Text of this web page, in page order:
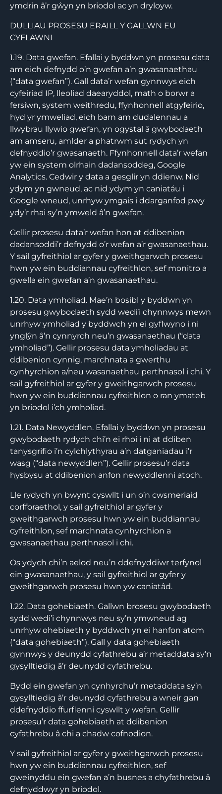
ymdrin â’r gŵyn yn briodol ac yn dryloyw.
DULLIAU PROSESU ERAILL Y GALLWN EU
CYFLAWNI
1.19. Data gwefan. Efallai y byddwn yn prosesu data
am eich defnydd o’n gwefan a’n gwasanaethau
(“data gwefan”). Gall data’r wefan gynnwys eich
cyfeiriad IP, lleoliad daearyddol, math o borwr a
fersiwn, system weithredu, ffynhonnell atgyfeirio,
hyd yr ymweliad, eich barn am dudalennau a
llwybrau llywio gwefan, yn ogystal â gwybodaeth
am amseru, amlder a phatrwm sut rydych yn
defnyddio’r gwasanaeth. Ffynhonnell data’r wefan
yw ein system olrhain dadansoddeg, Google
Analytics. Cedwir y data a gesglir yn ddienw. Nid
ydym yn gwneud, ac nid ydym yn caniatáu i
Google wneud, unrhyw ymgais i ddarganfod pwy
ydy’r rhai sy’n ymweld â’n gwefan.
Gellir prosesu data’r wefan hon at ddibenion
dadansoddi’r defnydd o’r wefan a’r gwasanaethau.
Y sail gyfreithiol ar gyfer y gweithgarwch prosesu
hwn yw ein buddiannau cyfreithlon, sef monitro a
gwella ein gwefan a’n gwasanaethau.
1.20. Data ymholiad. Mae’n bosibl y byddwn yn
prosesu gwybodaeth sydd wedi’i chynnwys mewn
unrhyw ymholiad y byddwch yn ei gyflwyno i ni
ynglŷn â’n cynnyrch neu’n gwasanaethau (“data
ymholiad”). Gellir prosesu data ymholiadau at
ddibenion cynnig, marchnata a gwerthu
cynhyrchion a/neu wasanaethau perthnasol i chi. Y
sail gyfreithiol ar gyfer y gweithgarwch prosesu
hwn yw ein buddiannau cyfreithlon o ran ymateb
yn briodol i’ch ymholiad.
1.21. Data Newyddlen. Efallai y byddwn yn prosesu
gwybodaeth rydych chi’n ei rhoi i ni at ddiben
tanysgrifio i’n cylchlythyrau a’n datganiadau i’r
wasg (“data newyddlen”). Gellir prosesu’r data
hysbysu at ddibenion anfon newyddlenni atoch.
Lle rydych yn bwynt cyswllt i un o’n cwsmeriaid
corfforaethol, y sail gyfreithiol ar gyfer y
gweithgarwch prosesu hwn yw ein buddiannau
cyfreithlon, sef marchnata cynhyrchion a
gwasanaethau perthnasol i chi.
Os ydych chi’n aelod neu’n ddefnyddiwr terfynol
ein gwasanaethau, y sail gyfreithiol ar gyfer y
gweithgarwch prosesu hwn yw caniatâd.
1.22. Data gohebiaeth. Gallwn brosesu gwybodaeth
sydd wedi’i chynnwys neu sy’n ymwneud ag
unrhyw ohebiaeth y byddwch yn ei hanfon atom
(“data gohebiaeth”). Gall y data gohebiaeth
gynnwys y deunydd cyfathrebu a’r metaddata sy’n
gysylltiedig â’r deunydd cyfathrebu.
Bydd ein gwefan yn cynhyrchu’r metaddata sy’n
gysylltiedig â’r deunydd cyfathrebu a wneir gan
ddefnyddio ffurflenni cyswllt y wefan. Gellir
prosesu’r data gohebiaeth at ddibenion
cyfathrebu â chi a chadw cofnodion.
Y sail gyfreithiol ar gyfer y gweithgarwch prosesu
hwn yw ein buddiannau cyfreithlon, sef
gweinyddu ein gwefan a’n busnes a chyfathrebu â
defnyddwyr yn briodol.